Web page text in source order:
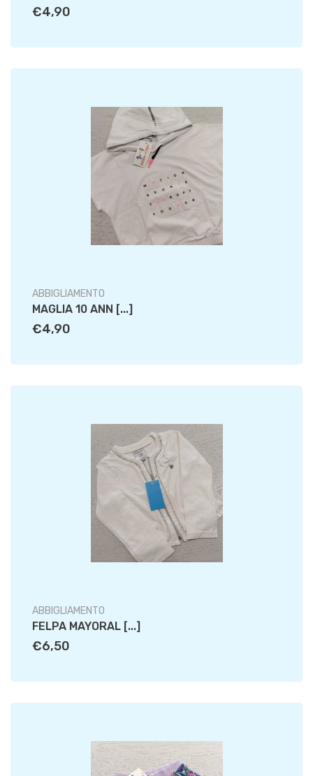
€4,90
ABBIGLIAMENTO
MAGLIA 10 ANN [...]
€4,90
ABBIGLIAMENTO
FELPA MAYORAL [...]
€6,50